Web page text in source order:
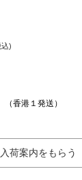
)
（香港１発送）
荷案内をもらう